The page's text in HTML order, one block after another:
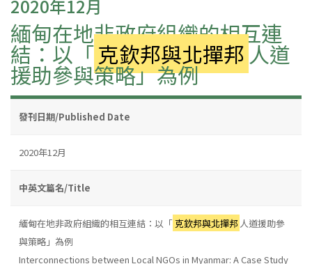
2020年12月
緬甸在地非政府組織的相互連
結：以「克欽邦與北撣邦人道
援助參與策略」為例
發刊日期/Published Date
2020年12月
中英文篇名/Title
緬甸在地非政府組織的相互連結：以「 克欽邦與北撣邦 人道援助參
與策略」為例
Interconnections between Local NGOs in Myanmar: A Case Study